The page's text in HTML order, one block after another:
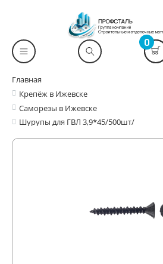
0
Главная
Крепёж в Ижевске
Саморезы в Ижевске
Шурупы для ГВЛ 3,9*45/500шт/